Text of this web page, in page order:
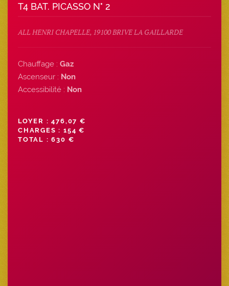
T4 BAT. PICASSO N° 2
ALL HENRI CHAPELLE, 19100 BRIVE LA GAILLARDE
Chauffage : Gaz
Ascenseur : Non
Accessibilité : Non
LOYER : 476,07 €
CHARGES : 154 €
TOTAL : 630 €